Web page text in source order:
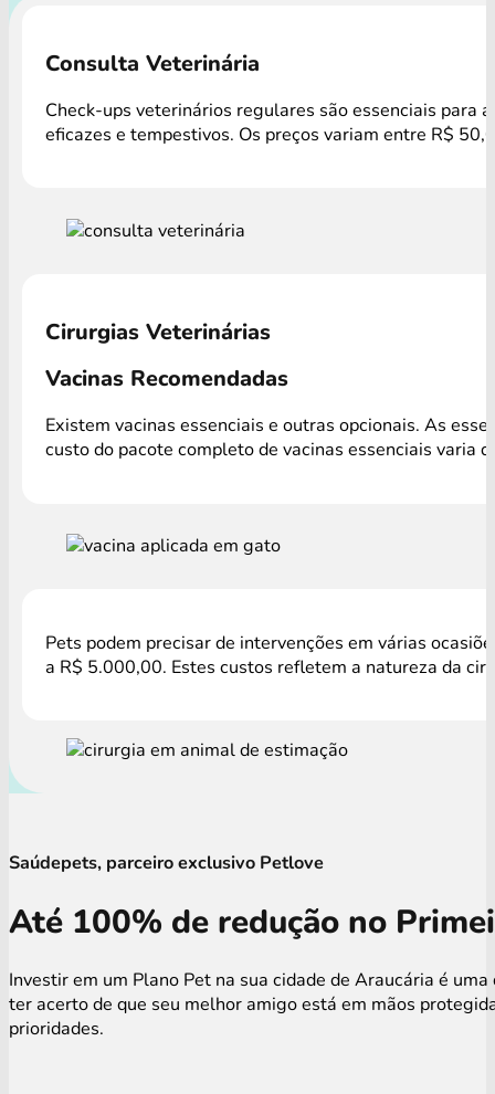
Consulta Veterinária
Check-ups veterinários regulares são essenciais para
eficazes e tempestivos. Os preços variam entre R$
Cirurgias Veterinárias
Vacinas Recomendadas
Existem vacinas essenciais e outras opcionais. As
custo do pacote completo de vacinas essenciais varia
Pets podem precisar de intervenções em várias
a R$ 5.000,00. Estes custos refletem a natureza da
Saúdepets, parceiro exclusivo Petlove
Até 100% de redução no
Investir em um Plano Pet na sua cidade de Araucária é
ter acerto de que seu melhor amigo está em mãos
prioridades.